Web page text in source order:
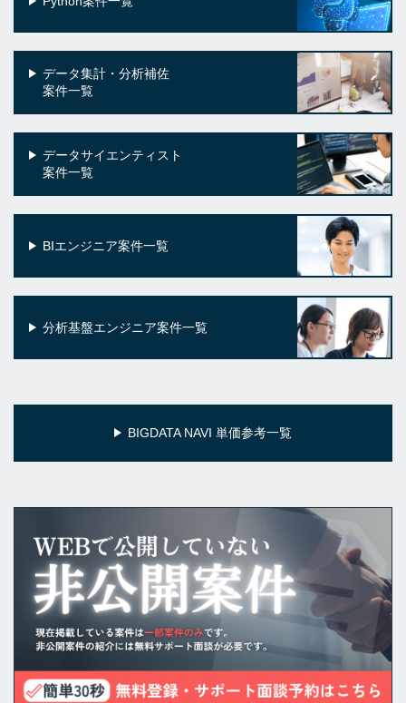
データ集計・分析補佐
案件一覧
データサイエンティスト
案件一覧
BIエンジニア案件一覧
分析基盤エンジニア案件一覧
BIGDATA NAVI 単価参考一覧